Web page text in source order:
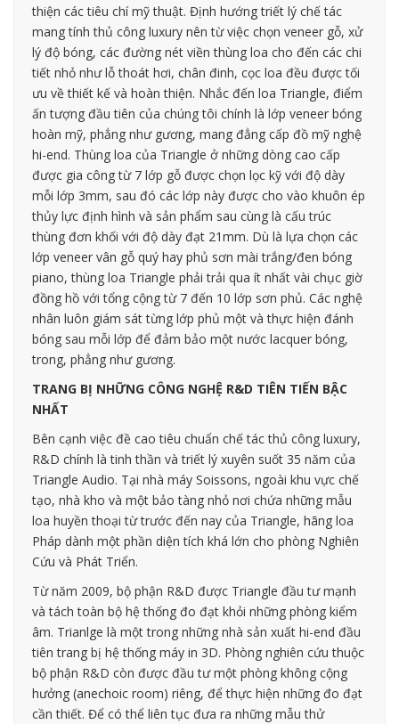
thiện các tiêu chí mỹ thuật. Định hướng triết lý chế tác
mang tính thủ công luxury nên từ việc chọn veneer gỗ, xử
lý độ bóng, các đường nét viền thùng loa cho đến các chi
tiết nhỏ như lỗ thoát hơi, chân đinh, cọc loa đều được tối
ưu về thiết kế và hoàn thiện. Nhắc đến loa Triangle, điểm
ấn tượng đầu tiên của chúng tôi chính là lớp veneer bóng
hoàn mỹ, phẳng như gương, mang đẳng cấp đồ mỹ nghệ
hi-end. Thùng loa của Triangle ở những dòng cao cấp
được gia công từ 7 lớp gỗ được chọn lọc kỹ với độ dày
mỗi lớp 3mm, sau đó các lớp này được cho vào khuôn ép
thủy lực định hình và sản phẩm sau cùng là cấu trúc
thùng đơn khối với độ dày đạt 21mm. Dù là lựa chọn các
lớp veneer vân gỗ quý hay phủ sơn mài trắng/đen bóng
piano, thùng loa Triangle phải trải qua ít nhất vài chục giờ
đồng hồ với tổng cộng từ 7 đến 10 lớp sơn phủ. Các nghệ
nhân luôn giám sát từng lớp phủ một và thực hiện đánh
bóng sau mỗi lớp để đảm bảo một nước lacquer bóng,
trong, phẳng như gương.
TRANG BỊ NHỮNG CÔNG NGHỆ R&D TIÊN TIẾN BẬC
NHẤT
Bên cạnh việc đề cao tiêu chuẩn chế tác thủ công luxury,
R&D chính là tinh thần và triết lý xuyên suốt 35 năm của
Triangle Audio. Tại nhà máy Soissons, ngoài khu vực chế
tạo, nhà kho và một bảo tàng nhỏ nơi chứa những mẫu
loa huyền thoại từ trước đến nay của Triangle, hãng loa
Pháp dành một phần diện tích khá lớn cho phòng Nghiên
Cứu và Phát Triển.
Từ năm 2009, bộ phận R&D được Triangle đầu tư mạnh
và tách toàn bộ hệ thống đo đạt khỏi những phòng kiểm
âm. Trianlge là một trong những nhà sản xuất hi-end đầu
tiên trang bị hệ thống máy in 3D. Phòng nghiên cứu thuộc
bộ phận R&D còn được đầu tư một phòng không cộng
hưởng (anechoic room) riêng, để thực hiện những đo đạt
cần thiết. Để có thể liên tục đưa ra những mẫu thử